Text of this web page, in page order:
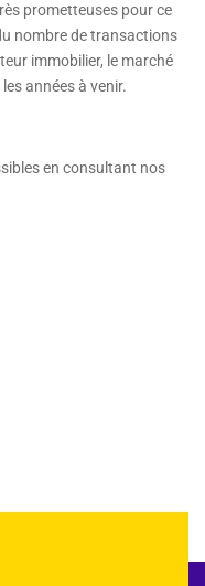
prometteuses pour ce
nombre de transactions
immobilier, le marché
années à venir.
en consultant nos